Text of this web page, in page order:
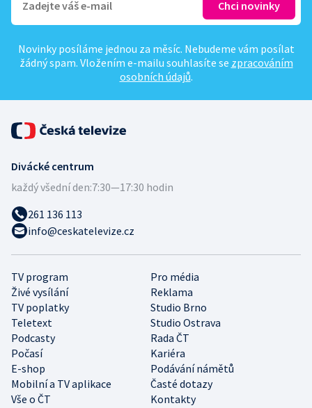
Novinky posíláme jednou za měsíc. Nebudeme vám posílat
žádný spam. Vložením e-mailu souhlasíte se zpracováním
osobních údajů.